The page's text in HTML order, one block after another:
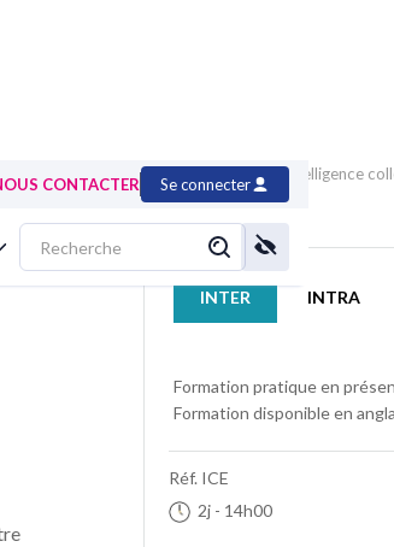
CONTACTER Se connecter
Formation Manager, développer l'intelligence
INTER INTRA
Formation pratique en
Formation disponible en
Réf. ICE
2j - 14h00